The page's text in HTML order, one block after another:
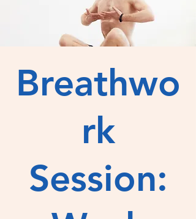
Breathwo
rk
Session: